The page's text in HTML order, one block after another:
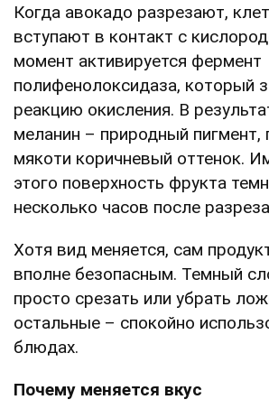
Когда авокадо разрезают,
вступают в контакт с
момент активируется фермент
полифенолоксидаза, который
реакцию окисления. В
меланин – природный
мякоти коричневый оттенок.
этого поверхность фрукта
несколько часов после
Хотя вид меняется, сам
вполне безопасным. Темный
просто срезать или убрать
остальные – спокойно
блюдах.
Почему меняется вкус